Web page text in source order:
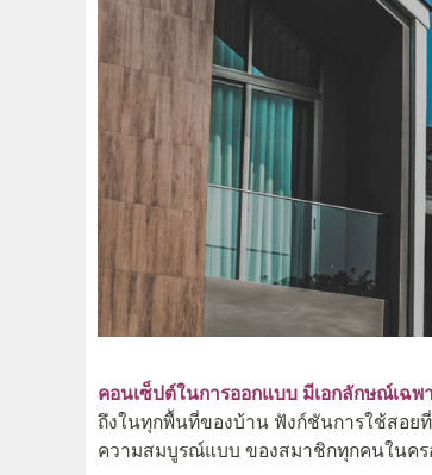
คอนเซ็ปต์ในการออกแบบ มีเอกลักษณ์เฉ
ถึงในทุกพื้นที่ของบ้าน ฟังก์ชันการใช้สอยที่
ความสมบูรณ์แบบ ของสมาชิกทุกคนในคร